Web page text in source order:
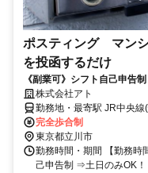
ポスティング マン
を投函するだけ
《副業可》シフト自己申告
ー主婦(主夫)シニア活躍！
株式会社アト
勤務地・最寄駅 JR中央
南駅 徒歩4分
完全歩合制
東京都立川市
勤務時間・期間 【勤務
己申告制 ⇒土日のみOK